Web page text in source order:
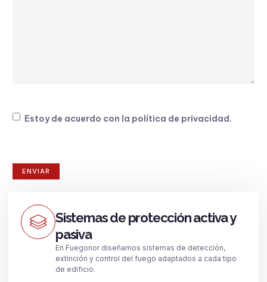
Consentimiento
Estoy de acuerdo con la política de privacidad.
Sistemas de protección activa y
pasiva
En Fuegonor diseñamos sistemas de detección,
extinción y control del fuego adaptados a cada tipo
de edificio.